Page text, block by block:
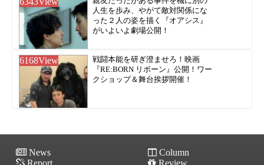
人生を歩み、やがて敵対関係にな
った２人の姿を描く『オアシス』
がいよいよ劇場公開！
6168View
戦闘本能を研ぎ澄ませろ！映画
『RE:BORN リボーン』公開！ワー
クショップ＆舞台挨拶開催！
News
Column
Report
Review